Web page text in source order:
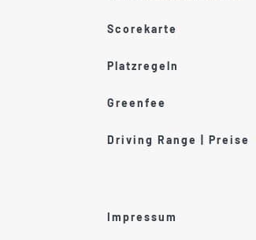
Scorekarte
Platzregeln
Greenfee
Driving Range | Preise
Impressum